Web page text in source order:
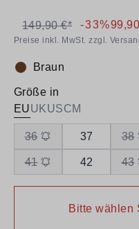
149,90 €* -33%
Preise inkl. MwSt. zzgl.
Farbe:
Braun
Größe in
EUUKUSCM
36 37 38
41 42 43
Bitte wählen